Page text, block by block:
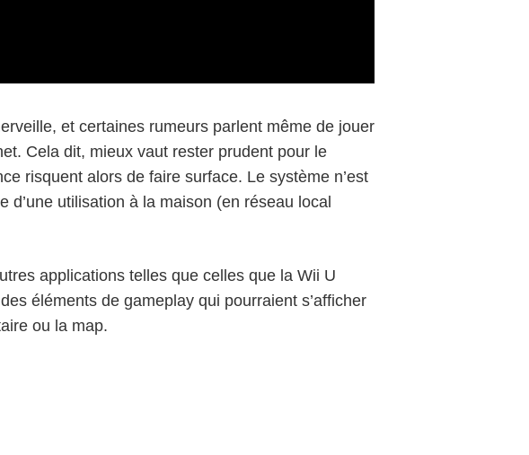
et certaines rumeurs parlent même de jouer
. Cela dit, mieux vaut rester prudent pour le
risquent alors de faire surface. Le système n’est
d’une utilisation à la maison (en réseau local
applications telles que celles que la Wii U
éléments de gameplay qui pourraient s’afficher
ou la map.